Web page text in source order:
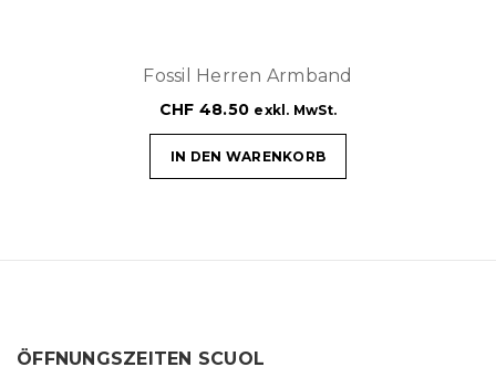
Fossil Herren Armband
CHF 48.50 exkl. MwSt.
IN DEN WARENKORB
ÖFFNUNGSZEITEN SCUOL